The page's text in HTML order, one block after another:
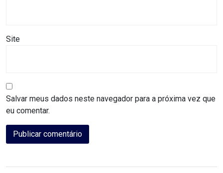
CÂMARA
MUNICIPAL
DE
Site
Salvar meus dados neste navegador para a próxima vez que
eu comentar.